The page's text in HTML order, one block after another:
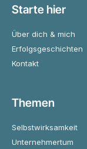
Starte hier
Über dich & mich
Erfolgsgeschichten
Kontakt
Themen
Selbstwirksamkeit
Unternehmertum